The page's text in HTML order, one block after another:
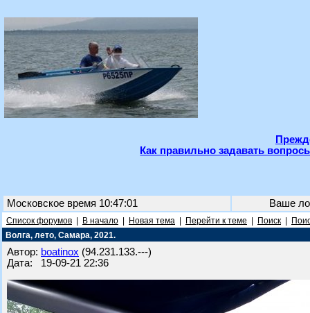
Как правильно задавать
Московское время 10:47:01 Ваше
Список форумов В начало Новая тема Перейти к теме Поиск
Волга, лето, Самара, 2021.
Автор: boatinox (94.231.133.---)
Дата: 19-09-21 22:36